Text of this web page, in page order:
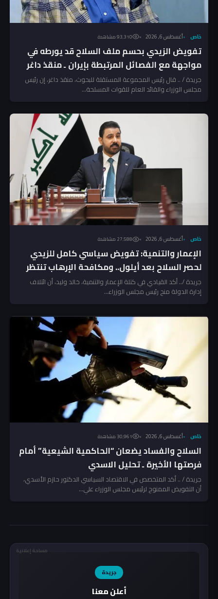
خاص أغسطس 6, 2026 93٬310 مشاهدة
تفويض الزيدي بحسم ملف السلاح قد يورطه في
مواجهة مع الفصائل المرتبطة بإيران ـ منقذ داغر
جريدة / .. قال رئيس المجموعة المستقلة للبحوث، منقذ داغر، إن رئيس
مجلس الوزراء والقائد العام للقوات المسلحة...
خاص أغسطس 6, 2026 27٬588 مشاهدة
الإعمار والتنمية: تفويض سياسي كامل للزيدي
لحصر السلاح بعد أيلول.. ومكافحة الإرهاب تنتظر
المخالفين!
جريدة /.. أكد القيادي في كتلة الإعمار والتنمية، خالد وليد، أن ائتلاف
إدارة الدولة منح رئيس مجلس الوزراء...
خاص أغسطس 6, 2026 30٬961 مشاهدة
السلاح والفساد يضعان “الحاكمية الشيعية” أمام
فرصتها الأخيرة ـ تحليل الاسدي
جريدة / .. أكد المتخصص في الاقتصاد السياسي الدكتور حازم الأسدي،
أن التفويض الممنوح لرئيس مجلس الوزراء علي...
مساحة إعلانية
جريدة
أعلن معنا